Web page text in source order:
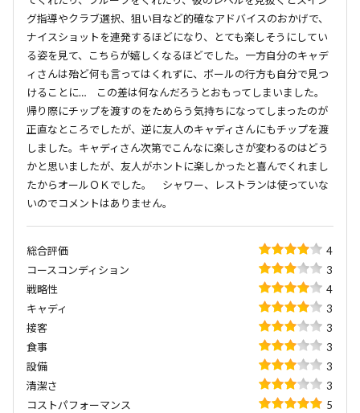
グ指導やクラブ選択、狙い目など的確なアドバイスのおかげで、
ナイスショットを連発するほどになり、とても楽しそうにしてい
る姿を見て、こちらが嬉しくなるほどでした。一方自分のキャデ
ィさんは殆ど何も言ってはくれずに、ボールの行方も自分で見つ
けることに… この差は何なんだろうとおもってしまいました。
帰り際にチップを渡すのをためらう気持ちになってしまったのが
正直なところでしたが、逆に友人のキャディさんにもチップを渡
しました。キャディさん次第でこんなに楽しさが変わるのはどう
かと思いましたが、友人がホントに楽しかったと喜んでくれまし
たからオールＯＫでした。 シャワー、レストランは使っていな
いのでコメントはありません。
総合評価
4
コースコンディション
3
戦略性
4
キャディ
3
接客
3
食事
3
設備
3
清潔さ
3
コストパフォーマンス
5